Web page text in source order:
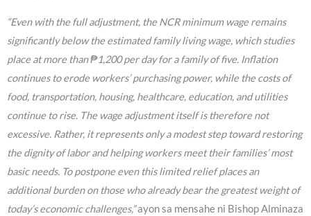
“Even with the full adjustment, the NCR minimum wage remains
significantly below the estimated family living wage, which studies
place at more than ₱1,200 per day for a family of five. Inflation
continues to erode workers’ purchasing power, while the costs of
food, transportation, housing, healthcare, education, and utilities
continue to rise. The wage adjustment itself is therefore not
excessive. Rather, it represents only a modest step toward restoring
the dignity of labor and helping workers meet their families’ most
basic needs. To postpone even this limited relief places an
additional burden on those who already bear the greatest weight of
today’s economic challenges,”ayon sa mensahe ni Bishop Alminaza